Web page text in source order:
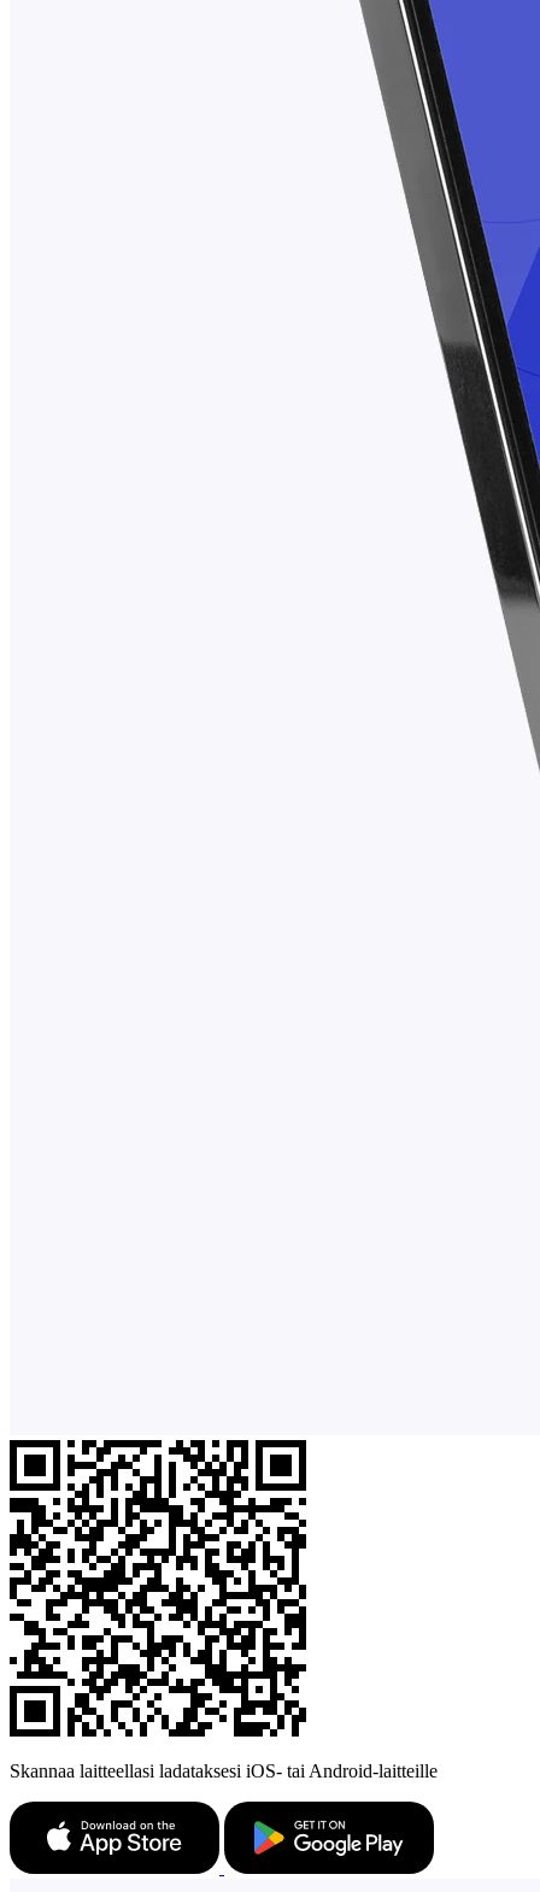
Skannaa laitteellasi ladataksesi iOS- tai Android-laitteille